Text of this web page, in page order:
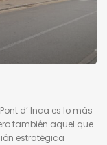
d’ Inca es lo más
también aquel que
estratégica